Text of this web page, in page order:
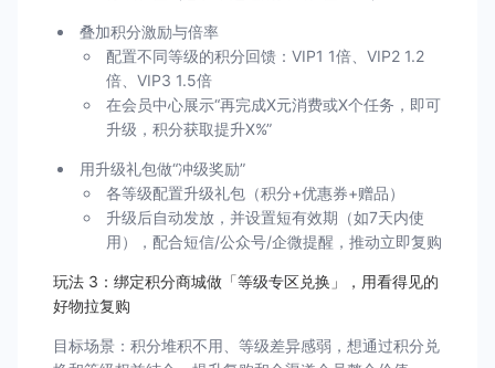
叠加积分激励与倍率
配置不同等级的积分回馈：VIP1 1倍、VIP2 1.2
倍、VIP3 1.5倍
在会员中心展示“再完成X元消费或X个任务，即可
升级，积分获取提升X%”
用升级礼包做“冲级奖励”
各等级配置升级礼包（积分+优惠券+赠品）
升级后自动发放，并设置短有效期（如7天内使
用），配合短信/公众号/企微提醒，推动立即复购
玩法 3：绑定积分商城做「等级专区兑换」，用看得见的
好物拉复购
目标场景：积分堆积不用、等级差异感弱，想通过积分兑